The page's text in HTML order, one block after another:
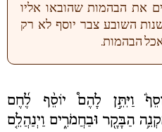
את הבהמות שהובאו אליו
השובע צבר יוסף לא רק
הבהמות.
וַיִּתֵּ֣ן לָהֶם֩ יוֹסֵ֨ף לֶ֜חֶם
הַבָּקָ֖ר וּבַחֲמֹרִ֑ים וַיְנַהֲלֵ֤ם